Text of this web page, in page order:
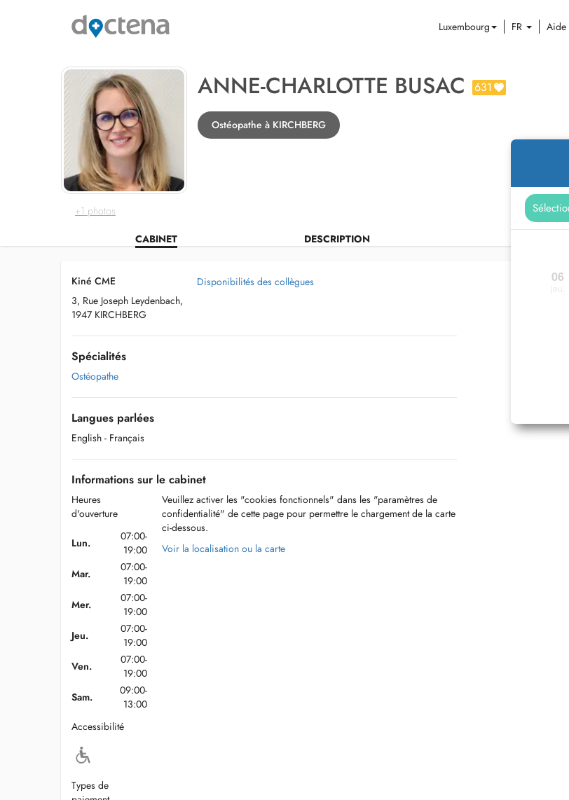
Luxembourg FR Aide
+1 photos
ANNE-CHARLOTTE BUSAC 631
Ostéopathe à KIRCHBERG
CABINET DESCRIPTION
06
Kiné CME
3, Rue Joseph Leydenbach,
1947 KIRCHBERG
Disponibilités des collègues
Spécialités
Ostéopathe
Langues parlées
English - Français
Informations sur le cabinet
Heures
d'ouverture
Lun.
07:00-
19:00
Mar.
07:00-
19:00
Mer.
07:00-
19:00
Jeu.
07:00-
19:00
Ven.
07:00-
19:00
Sam.
09:00-
13:00
Accessibilité
Types de
Veuillez activer les "cookies fonctionnels" dans les "paramètres de
confidentialité" de cette page pour permettre le chargement de la carte
ci-dessous.
Voir la localisation ou la carte